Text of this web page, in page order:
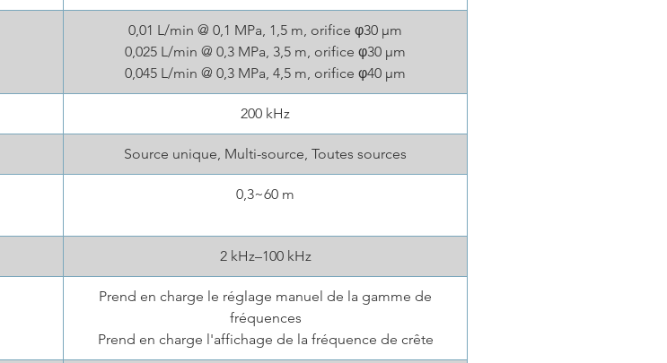
0,01 L/min @ 0,1 MPa, 1,5 m, orifice φ30 μm
0,025 L/min @ 0,3 MPa, 3,5 m, orifice φ30 μm
0,045 L/min @ 0,3 MPa, 4,5 m, orifice φ40 μm
200 kHz
Source unique, Multi-source, Toutes sources
0,3~60 m
2 kHz–100 kHz
Prend en charge le réglage manuel de la gamme de
fréquences
Prend en charge l'affichage de la fréquence de crête